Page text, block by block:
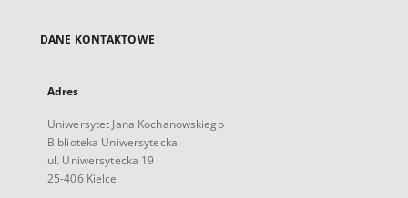
DANE KONTAKTOWE
Adres
Uniwersytet Jana Kochanowskiego
Biblioteka Uniwersytecka
ul. Uniwersytecka 19
25-406 Kielce